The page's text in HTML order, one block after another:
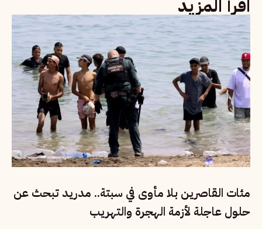
اقرأ المزيد
مئات القاصرين بلا مأوى في سبتة.. مدريد تبحث عن
حلول عاجلة لأزمة الهجرة والتهريب